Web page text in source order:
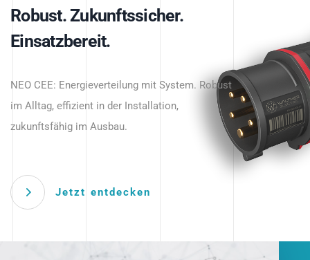
Intelligente Stromverteilung
beginnt hier.
Robust. Zukunftssicher.
Einsatzbereit.
NEO CEE: Energieverteilung mit System. Robust
im Alltag, effizient in der Installation,
zukunftsfähig im Ausbau.
Jetzt entdecken
Intelligenz trifft Energie.
Anwendungen – robust, IP-geschützt und
zukunftsfähig.